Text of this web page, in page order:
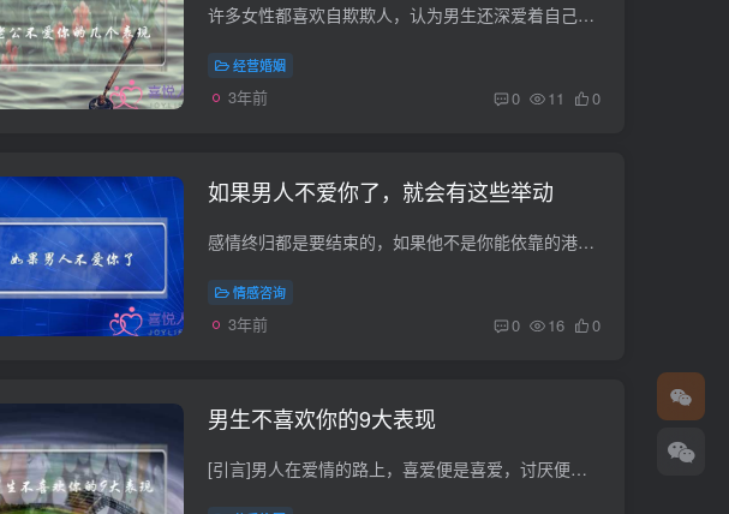
许多女性都喜欢自欺欺人，认为男生还深爱着自己，但事实上男生的行動早已表明了一切。丈夫不爱你的五种主要表现，假如出現了下边这几类主要表现，那么就表明你们之间的婚姻生活确实很危险了！ ...
经营婚姻
3年前 0 11 0
如果男人不爱你了，就会有这些举动
感情终归都是要结束的，如果他不是你能依靠的港湾那么未关走多长时间都是散，感情就这样来来回回也没有什么不好，重要的是在这过程中得到了哪些。好的坏的也不用说白了，要学着好好地跟以往告别...
情感咨询
3年前 0 16 0
男生不喜欢你的9大表现
[引言]男人在爱情的路上，喜爱便是喜爱，讨厌便是讨厌，男生讨厌一个女人，便会有9大主要表现，给你一目了然；可以看男生不喜欢你的9大表现。 男生不喜欢你的9大表现男人在爱情的路上，喜爱便是...